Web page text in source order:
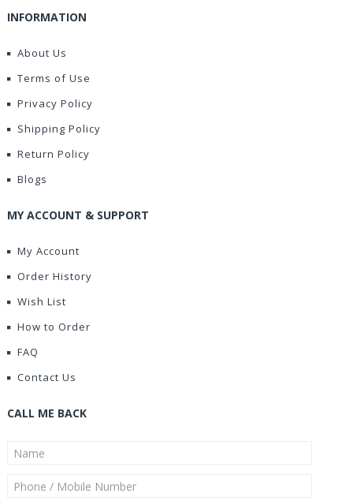
INFORMATION
About Us
Terms of Use
Privacy Policy
Shipping Policy
Return Policy
Blogs
MY ACCOUNT & SUPPORT
My Account
Order History
Wish List
How to Order
FAQ
Contact Us
CALL ME BACK